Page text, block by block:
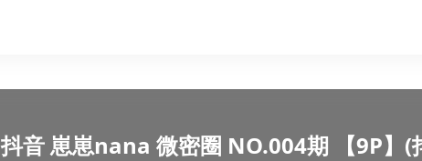
抖音 崽崽nana 微密圈 NO.004期 【9P】(